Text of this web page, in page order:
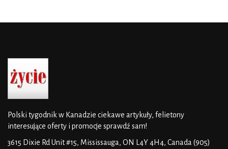
Polski tygodnik w Kanadzie ciekawe artykuły, felietony
interesujące oferty i promocje sprawdź sam!
3615 Dixie Rd Unit #15, Mississauga, ON L4Y 4H4, Canada (905)